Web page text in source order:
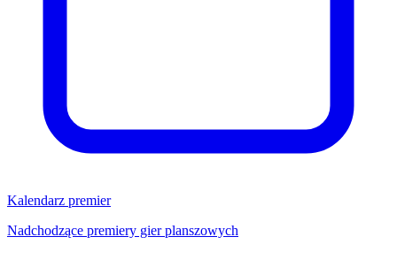
Kalendarz premier
Nadchodzące premiery gier planszowych